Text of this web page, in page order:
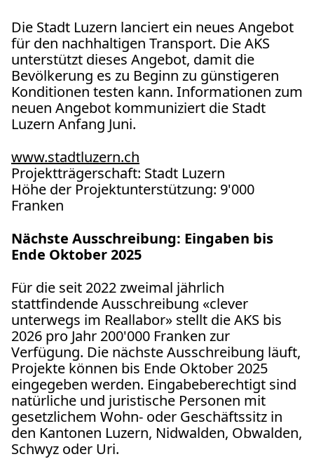
Die Stadt Luzern lanciert ein neues Angebot
für den nachhaltigen Transport. Die AKS
unterstützt dieses Angebot, damit die
Bevölkerung es zu Beginn zu günstigeren
Konditionen testen kann. Informationen zum
neuen Angebot kommuniziert die Stadt
Luzern Anfang Juni.
www.stadtluzern.ch
Projektträgerschaft: Stadt Luzern
Höhe der Projektunterstützung: 9'000
Franken
Nächste Ausschreibung: Eingaben bis
Ende Oktober 2025
Für die seit 2022 zweimal jährlich
stattfindende Ausschreibung «clever
unterwegs im Reallabor» stellt die AKS bis
2026 pro Jahr 200'000 Franken zur
Verfügung. Die nächste Ausschreibung läuft,
Projekte können bis Ende Oktober 2025
eingegeben werden. Eingabeberechtigt sind
natürliche und juristische Personen mit
gesetzlichem Wohn- oder Geschäftssitz in
den Kantonen Luzern, Nidwalden, Obwalden,
Schwyz oder Uri.